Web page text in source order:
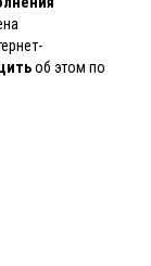
об этом по